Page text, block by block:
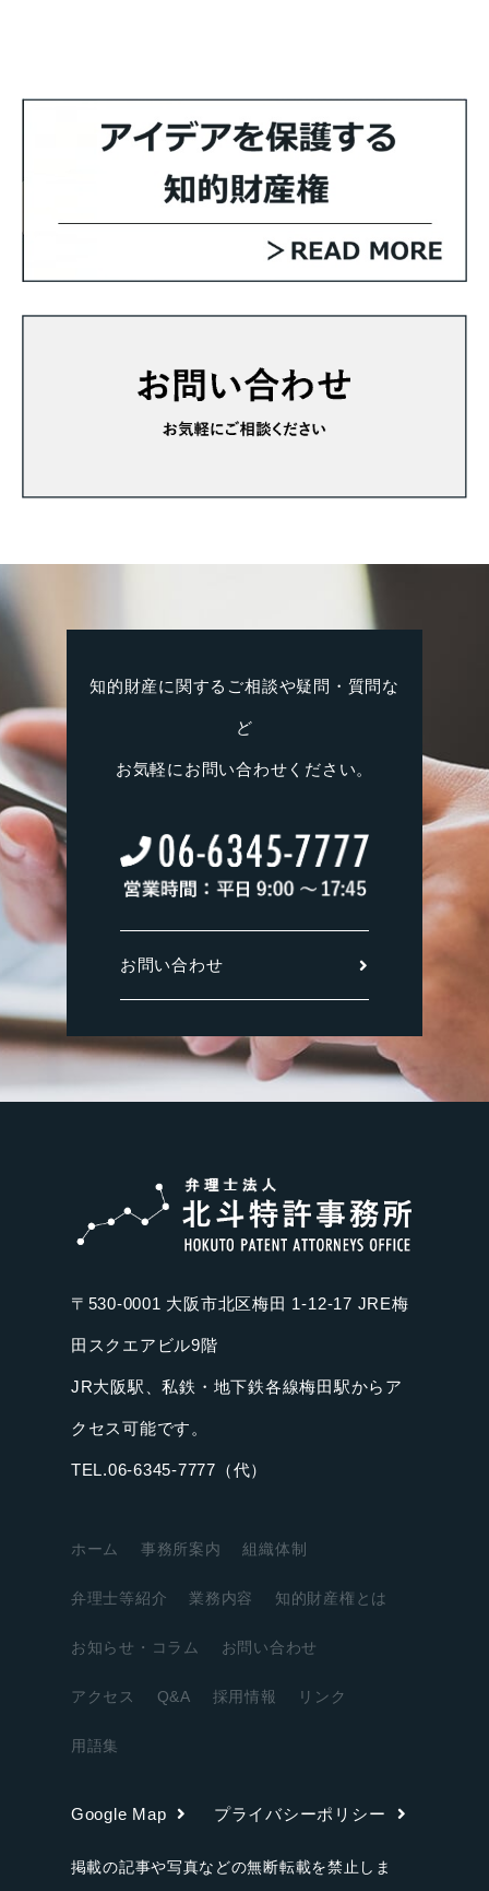
知的財産に関するご相談や疑問・質問な
ど
お気軽にお問い合わせください。
お問い合わせ
〒530-0001 大阪市北区梅田 1-12-17 JRE梅
田スクエアビル9階
JR大阪駅、私鉄・地下鉄各線梅田駅からア
クセス可能です。
TEL.06-6345-7777（代）
ホーム 事務所案内 組織体制
弁理士等紹介 業務内容 知的財産権とは
お知らせ・コラム お問い合わせ
アクセス Q&A 採用情報 リンク
用語集
Google Map プライバシーポリシー
掲載の記事や写真などの無断転載を禁止しま